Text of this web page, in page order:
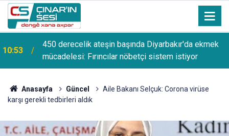
10:52
Dr. Ergün: Yaz aylarında bilinçsiz su tüketimi ciddi
sağlık sorunlarına yol açabilir
Anasayfa Güncel
Aile Bakanı Selçuk: Corona virüse
karşı gerekli tedbirleri aldık